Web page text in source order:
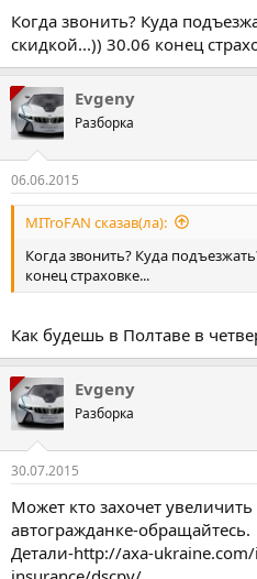
Когда звонить? Куда
скидкой...)) 30.06 конец
Evgeny
Разборка
06.06.2015
MITroFAN сказав(ла):
Когда звонить? Куда
конец страховке...
Как будешь в Полтаве в
Evgeny
Разборка
30.07.2015
Может кто захочет
автогражданке-обращайтесь.
Детали-http://axa-